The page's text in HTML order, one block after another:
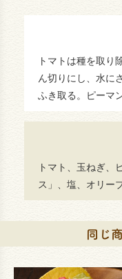
トマトは種を取り
ん切りにし、水に
ふき取る。ピーマ
トマト、玉ねぎ、
ス」、塩、オリー